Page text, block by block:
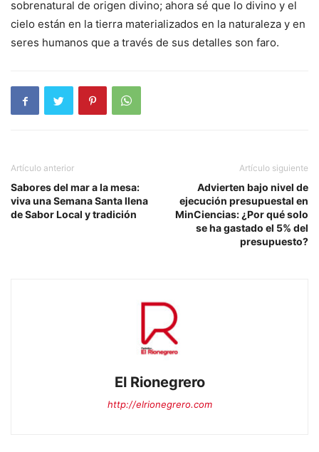
sobrenatural de origen divino; ahora sé que lo divino y el
cielo están en la tierra materializados en la naturaleza y en
seres humanos que a través de sus detalles son faro.
Artículo anterior
Sabores del mar a la mesa:
viva una Semana Santa llena
de Sabor Local y tradición
Artículo siguiente
Advierten bajo nivel de
ejecución presupuestal en
MinCiencias: ¿Por qué solo
se ha gastado el 5% del
presupuesto?
El Rionegrero
http://elrionegrero.com